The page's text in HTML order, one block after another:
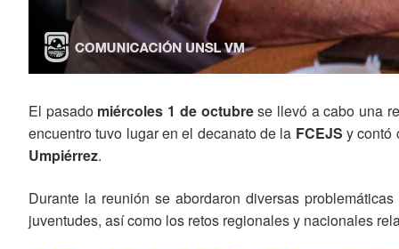
El pasado miércoles 1 de octubrese llevó a cabo una
encuentro tuvo lugar en el decanato de la FCEJS y contó
Umpiérrez.
Durante la reunión se abordaron diversas
juventudes, así como los retos regionales y nacionales